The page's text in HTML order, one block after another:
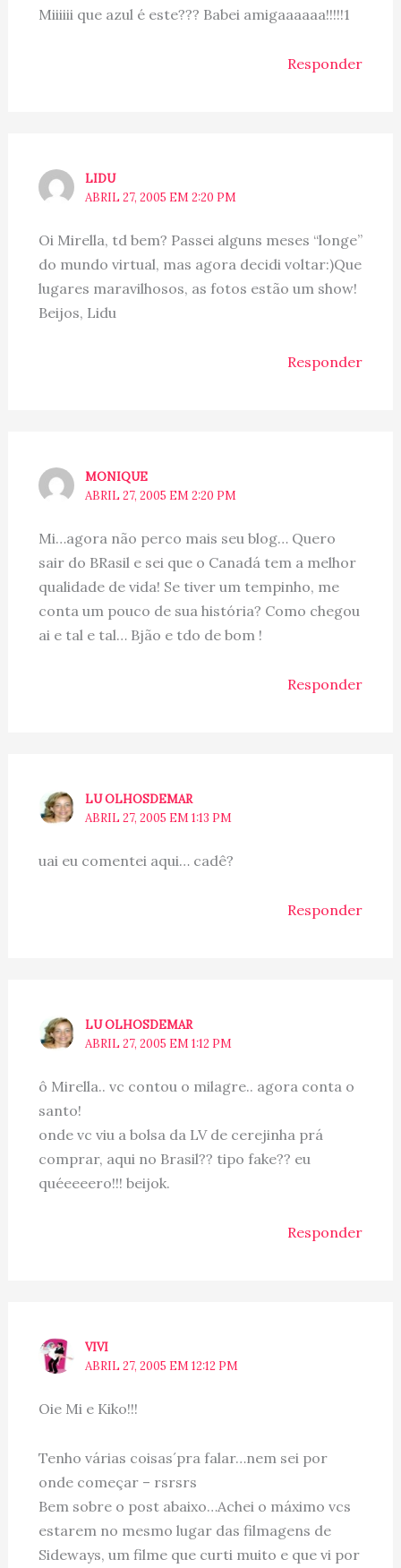
Miiiiii que azul é este??? Babei amigaaaaaa!!!!!1
Responder
LIDU
ABRIL 27, 2005 EM 2:20 PM
Oi Mirella, td bem? Passei alguns meses “longe”
do mundo virtual, mas agora decidi voltar:)Que
lugares maravilhosos, as fotos estão um show!
Beijos, Lidu
Responder
MONIQUE
ABRIL 27, 2005 EM 2:20 PM
Mi…agora não perco mais seu blog… Quero
sair do BRasil e sei que o Canadá tem a melhor
qualidade de vida! Se tiver um tempinho, me
conta um pouco de sua história? Como chegou
ai e tal e tal… Bjão e tdo de bom !
Responder
LU OLHOSDEMAR
ABRIL 27, 2005 EM 1:13 PM
uai eu comentei aqui… cadê?
Responder
LU OLHOSDEMAR
ABRIL 27, 2005 EM 1:12 PM
ô Mirella.. vc contou o milagre.. agora conta o
santo!
onde vc viu a bolsa da LV de cerejinha prá
comprar, aqui no Brasil?? tipo fake?? eu
quéeeeero!!! beijok.
Responder
VIVI
ABRIL 27, 2005 EM 12:12 PM
Oie Mi e Kiko!!!
Tenho várias coisas´pra falar…nem sei por
onde começar – rsrsrs
Bem sobre o post abaixo…Achei o máximo vcs
estarem no mesmo lugar das filmagens de
Sideways, um filme que curti muito e que vi por